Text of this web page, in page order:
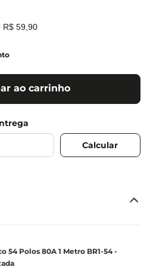
R$ 59 90
ao carrinho
54 Polos 80A 1 Metro BR1-54 -